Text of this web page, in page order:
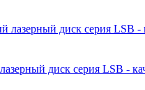
диск серия LSB -